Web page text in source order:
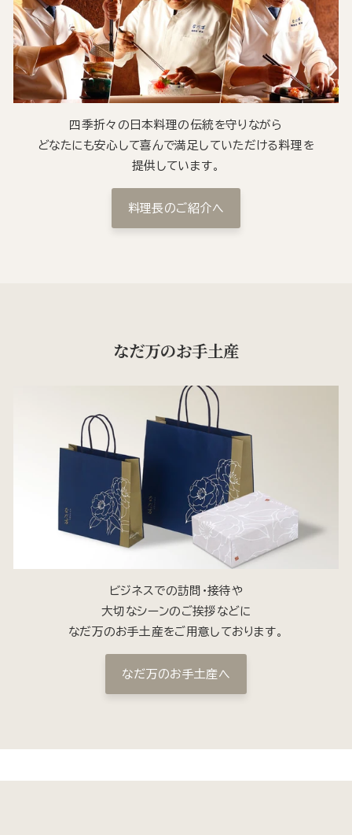
四季折々の日本料理の伝統を守りながら
どなたにも安心して喜んで満足していただける料理を
提供しています。
料理長のご紹介へ
なだ万のお手土産
ビジネスでの訪問・接待や
大切なシーンのご挨拶などに
なだ万のお手土産をご用意しております。
なだ万のお手土産へ